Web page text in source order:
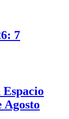
7
Espacio
Agosto